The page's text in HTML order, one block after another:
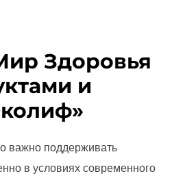
Здоровья
и
важно поддерживать
в условиях современного